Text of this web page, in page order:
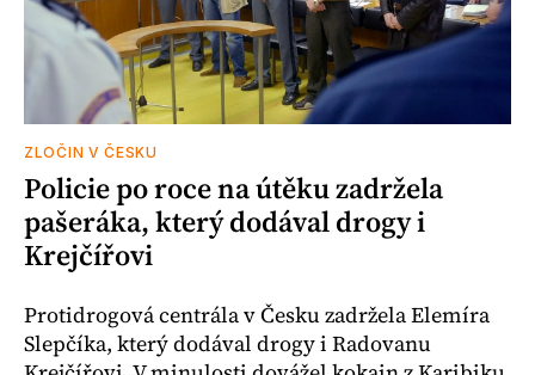
ZLOČIN V ČESKU
Policie po roce na útěku zadržela
pašeráka, který dodával drogy i
Krejčířovi
Protidrogová centrála v Česku zadržela Elemíra
Slepčíka, který dodával drogy i Radovanu